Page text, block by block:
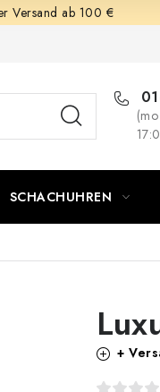
Versand ab 100 €
SCHACHUHREN
+